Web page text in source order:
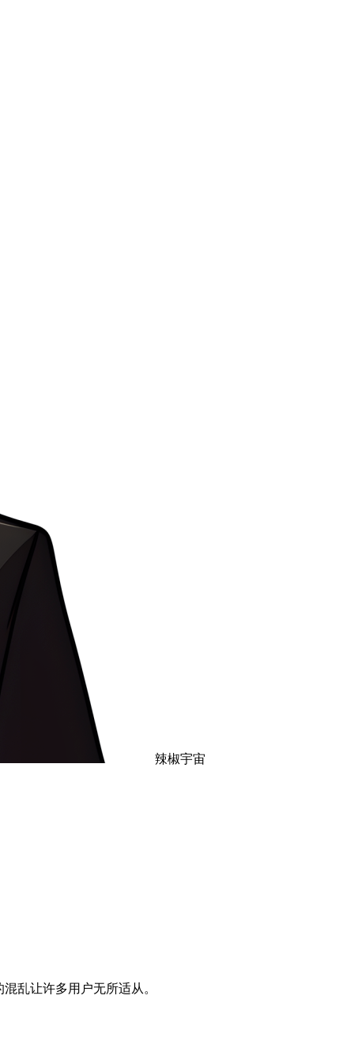
辣椒宇宙
乱让许多用户无所适从。